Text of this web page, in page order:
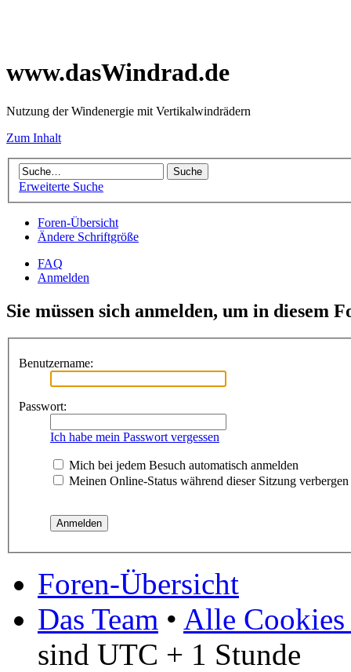
www.dasWindrad.de
Nutzung der Windenergie mit Vertikalwindrädern
Zum Inhalt
Erweiterte Suche
Foren-Übersicht
Ändere Schriftgröße
FAQ
Anmelden
Sie müssen sich anmelden, um in diesem
Benutzername:
Passwort:
Ich habe mein Passwort vergessen
Mich bei jedem Besuch automatisch anmelden
Meinen Online-Status während dieser Sitzung verbergen
Foren-Übersicht
Das Team • Alle Cookies
sind UTC + 1 Stunde